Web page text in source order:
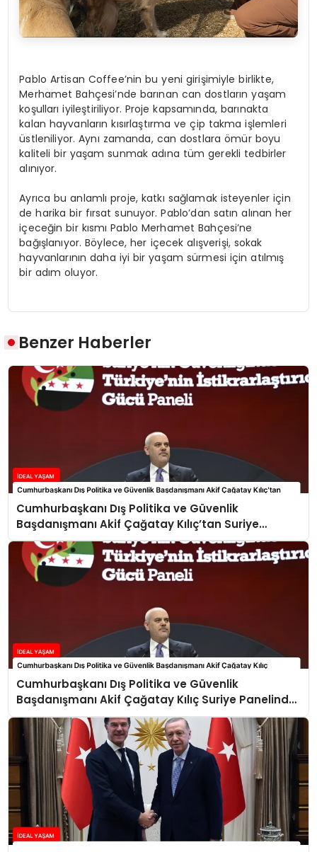
Pablo Artisan Coffee’nin bu yeni girişimiyle birlikte,
Merhamet Bahçesi’nde barınan can dostların yaşam
koşulları iyileştiriliyor. Proje kapsamında, barınakta
kalan hayvanların kısırlaştırma ve çip takma işlemleri
üstleniliyor. Aynı zamanda, can dostlara ömür boyu
kaliteli bir yaşam sunmak adına tüm gerekli tedbirler
alınıyor.
Ayrıca bu anlamlı proje, katkı sağlamak isteyenler için
de harika bir fırsat sunuyor. Pablo’dan satın alınan her
içeceğin bir kısmı Pablo Merhamet Bahçesi’ne
bağışlanıyor. Böylece, her içecek alışverişi, sokak
hayvanlarının daha iyi bir yaşam sürmesi için atılmış
bir adım oluyor.
Benzer Haberler
Cumhurbaşkanı Dış Politika ve Güvenlik
Başdanışmanı Akif Çağatay Kılıç’tan Suriye
Panelinde Önemli Açıklamalar
Cumhurbaşkanı Dış Politika ve Güvenlik
Başdanışmanı Akif Çağatay Kılıç Suriye Panelinde
Konuştu